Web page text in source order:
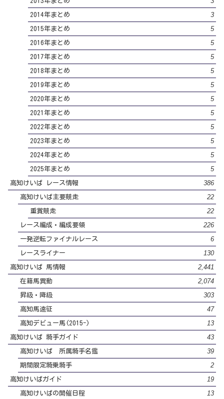
2014年まとめ 3
2015年まとめ 5
2016年まとめ 5
2017年まとめ 5
2018年まとめ 5
2019年まとめ 5
2020年まとめ 5
2021年まとめ 5
2022年まとめ 5
2023年まとめ 5
2024年まとめ 5
2025年まとめ 5
高知けいば レース情報 386
高知けいば主要競走 22
重賞競走 22
レース編成・編成要領 226
一発逆転ファイナルレース 6
レースライナー 130
高知けいば 馬情報 2,441
在籍馬異動 2,074
昇級・降級 303
高知馬遠征 47
高知デビュー馬(2015-) 13
高知けいば 騎手ガイド 43
高知けいば 所属騎手名鑑 39
期間限定騎乗騎手 2
高知けいばガイド 19
高知けいばの開催日程 13